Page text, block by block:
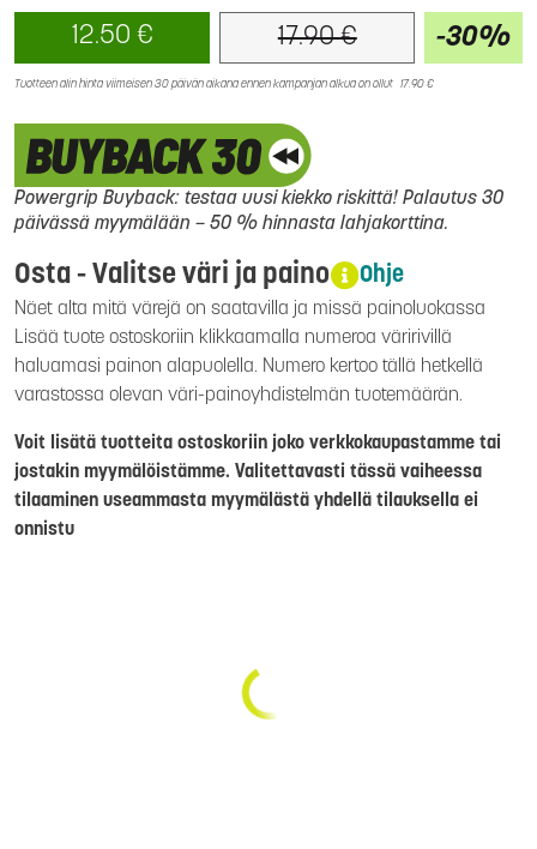
12.50 € 17.90 € -30%
Tuotteen alin hinta viimeisen 30 päivän aikana ennen kampanjan alkua on ollut 17.90 €
Powergrip Buyback: testaa uusi kiekko riskittä! Palautus 30
päivässä myymälään – 50 % hinnasta lahjakorttina.
Osta - Valitse väri ja paino Ohje
Näet alta mitä värejä on saatavilla ja missä painoluokassa
Lisää tuote ostoskoriin klikkaamalla numeroa väririvillä
haluamasi painon alapuolella. Numero kertoo tällä hetkellä
varastossa olevan väri-painoyhdistelmän tuotemäärän.
Voit lisätä tuotteita ostoskoriin joko verkkokaupastamme tai
jostakin myymälöistämme. Valitettavasti tässä vaiheessa
tilaaminen useammasta myymälästä yhdellä tilauksella ei
onnistu